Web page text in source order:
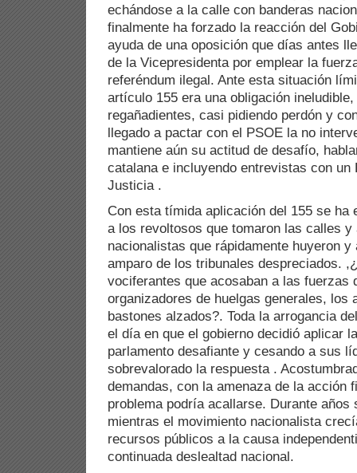
echándose a la calle con banderas
finalmente ha forzado la reacción del
ayuda de una oposición que días antes
de la Vicepresidenta por emplear la
referéndum ilegal. Ante esta situación
artículo 155 era una obligación
regañadientes, casi pidiendo perdón y
llegado a pactar con el PSOE la no
mantiene aún su actitud de desafío,
catalana e incluyendo entrevistas con un
Justicia .
Con esta tímida aplicación del 155 se ha
a los revoltosos que tomaron las calles y
nacionalistas que rápidamente huyeron y
amparo de los tribunales despreciados.
vociferantes que acosaban a las fuerzas
organizadores de huelgas generales, los
bastones alzados?. Toda la arrogancia
el día en que el gobierno decidió aplicar
parlamento desafiante y cesando a sus
sobrevalorado la respuesta .
demandas, con la amenaza de la acción
problema podría acallarse. Durante años
mientras el movimiento nacionalista
recursos públicos a la causa
continuada deslealtad nacional.